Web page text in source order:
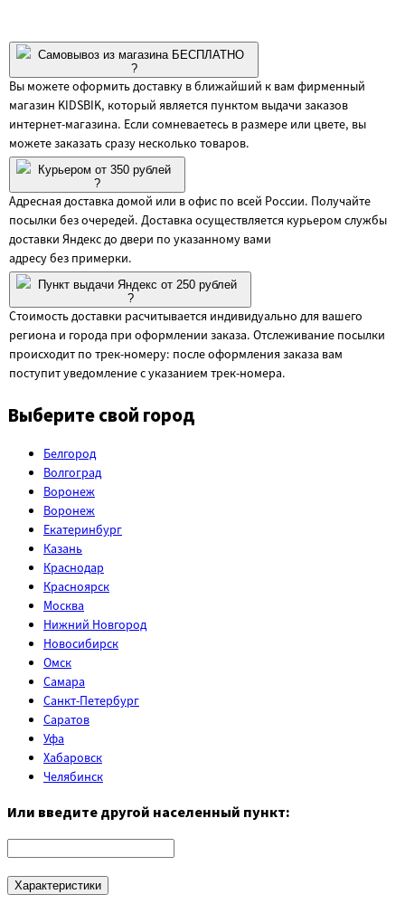
Самовывоз из магазина БЕСПЛАТНО
?
Вы можете оформить доставку в ближайший к вам фирменный
магазин KIDSBIK, который является пунктом выдачи заказов
интернет-магазина. Если сомневаетесь в размере или цвете, вы
можете заказать сразу несколько товаров.
Курьером от 350 рублей
?
Адресная доставка домой или в офис по всей России. Получайте
посылки без очередей. Доставка осуществляется курьером службы
доставки Яндекс до двери по указанному вами
адресу без примерки.
Пункт выдачи Яндекс от 250 рублей
?
Стоимость доставки расчитывается индивидуально для вашего
региона и города при оформлении заказа. Отслеживание посылки
происходит по трек-номеру: после оформления заказа вам
поступит уведомление с указанием трек-номера.
Выберите свой город
Белгород
Волгоград
Воронеж
Воронеж
Екатеринбург
Казань
Краснодар
Красноярск
Москва
Нижний Новгород
Новосибирск
Омск
Самара
Санкт-Петербург
Саратов
Уфа
Хабаровск
Челябинск
Или введите другой населенный пункт:
Характеристики